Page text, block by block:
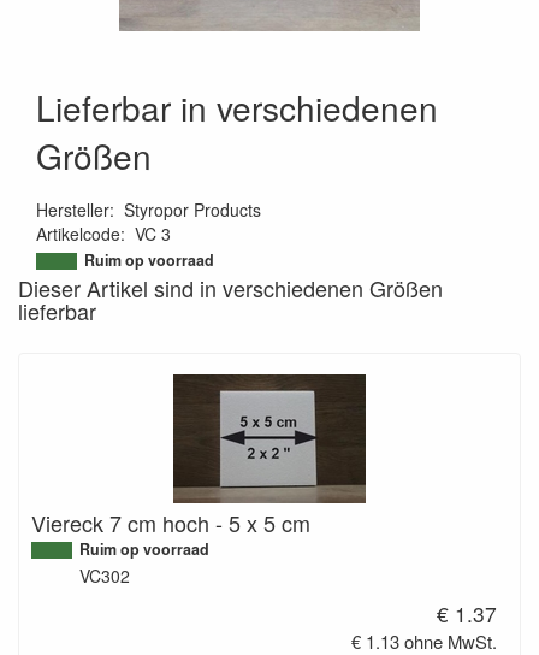
Lieferbar in verschiedenen
Größen
Hersteller: Styropor Products
Artikelcode: VC 3
9503817343946
Ruim op voorraad
Dieser Artikel sind in verschiedenen Größen
lieferbar
Viereck 7 cm hoch - 5 x 5 cm
Ruim op voorraad
VC302
€ 1.37
€ 1.13 ohne MwSt.